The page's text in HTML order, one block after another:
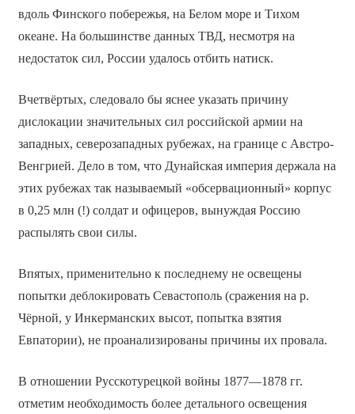
вдоль Финского побережья, на Белом море и Тихом
океане. На большинстве данных ТВД, несмотря на
недостаток сил, России удалось отбить натиск.
В­четвёртых, следовало бы яснее указать причину
дислокации значительных сил российской армии на
западных, северо­западных рубежах, на границе с Австро­
Венгрией. Дело в том, что Дунайская империя держала на
этих рубежах так называемый «обсервационный» корпус
в 0,25 млн (!) солдат и офицеров, вынуждая Россию
распылять свои силы.
В­пятых, применительно к последнему не освещены
попытки деблокировать Севастополь (сражения на р.
Чёрной, у Инкерманских высот, попытка взятия
Евпатории), не проанализированы причины их провала.
В отношении Русско­турецкой войны 1877—1878 гг.
отметим необходимость более детального освещения